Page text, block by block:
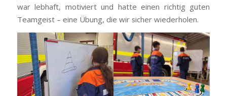
war lebhaft, motiviert und hatte einen richtig guten
Teamgeist – eine Übung, die wir sicher wiederholen.